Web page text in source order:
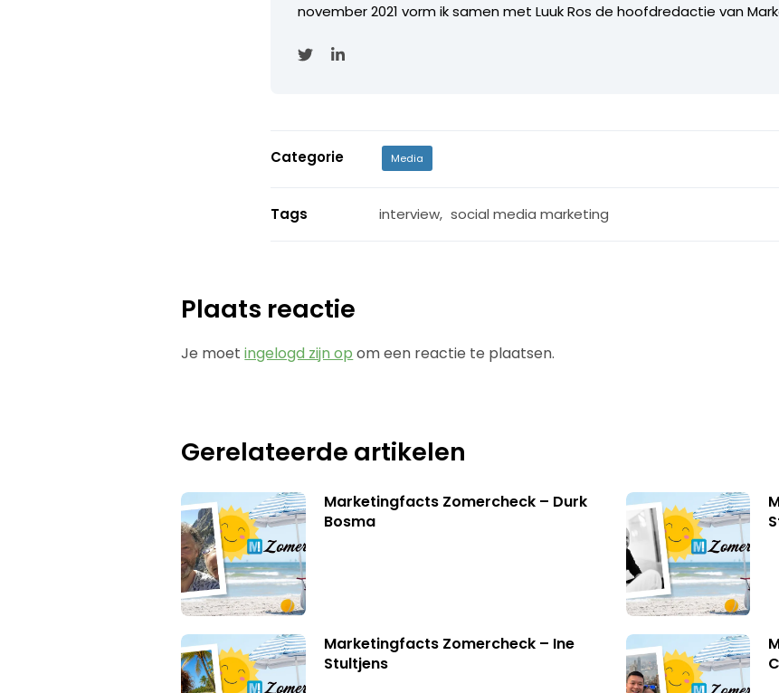
november 2021 vorm ik samen met Luuk Ros de hoofdredactie van
Categorie Media
Tags interview, social media marketing
Plaats reactie
Je moetingelogd zijn op om een reactie te plaatsen.
Gerelateerde artikelen
Marketingfacts Zomercheck – Durk
Bosma
Marketingfacts Zomercheck – Ine
Stultjens